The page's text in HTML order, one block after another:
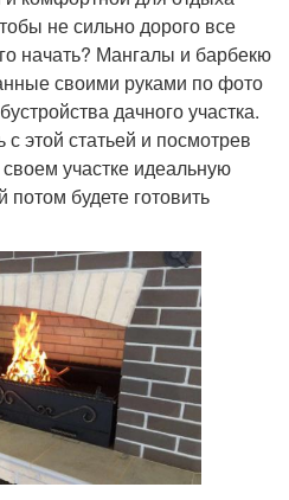
не сильно дорого все
начать? Мангалы и барбекю
своими руками по фото
дачного участка.
этой статьей и посмотрев
участке идеальную
будете готовить